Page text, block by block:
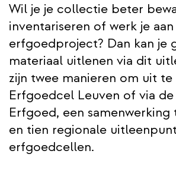
Wil je je collectie beter
inventariseren of werk je
erfgoedproject? Dan kan je
materiaal uitlenen via dit
zijn twee manieren om uit te
Erfgoedcel Leuven of via
Erfgoed, een samenwerking
en tien regionale
erfgoedcellen.